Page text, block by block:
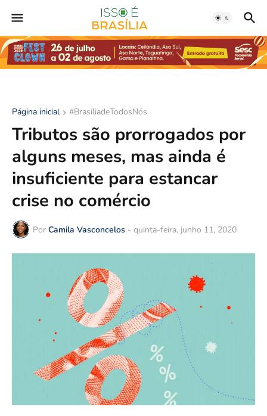
Página inicial #BrasíliadeTodosNós
Tributos são prorrogados por
alguns meses, mas ainda é
insuficiente para estancar
crise no comércio
Por Camila Vasconcelos - quinta-feira, junho 11, 2020